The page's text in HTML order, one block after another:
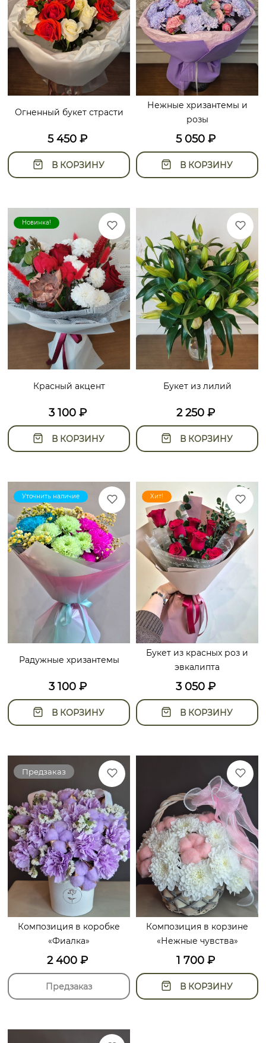
Огненный букет страсти
5 450 ₽
В КОРЗИНУ
Нежные хризантемы и
розы
5 050 ₽
В КОРЗИНУ
Новинка!
Красный акцент
3 100₽
В КОРЗИНУ
Букет из лилий
2 250 ₽
В КОРЗИНУ
Уточнить наличие
Радужные хризантемы
3 100₽
В КОРЗИНУ
Хит!
Букет из красных роз и
эвкалипта
3 050 ₽
В КОРЗИНУ
Предзаказ
Композиция в коробке
«Фиалка»
2 400 ₽
Предзаказ
Композиция в корзине
«Нежные чувства»
1 700 ₽
В КОРЗИНУ